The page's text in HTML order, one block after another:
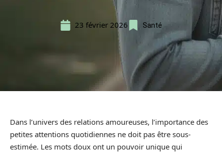
23 février 2026 Santé
Dans l’univers des relations amoureuses, l’importance des
petites attentions quotidiennes ne doit pas être sous-
estimée. Les mots doux ont un pouvoir unique qui